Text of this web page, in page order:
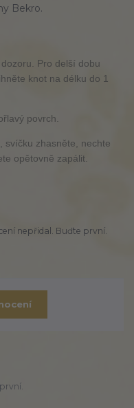
Bekro.
Pro delší dobu
knot na délku do 1
povrch.
svíčku zhasněte, nechte
opětovně zapálit.
nepřidal. Buďte první.